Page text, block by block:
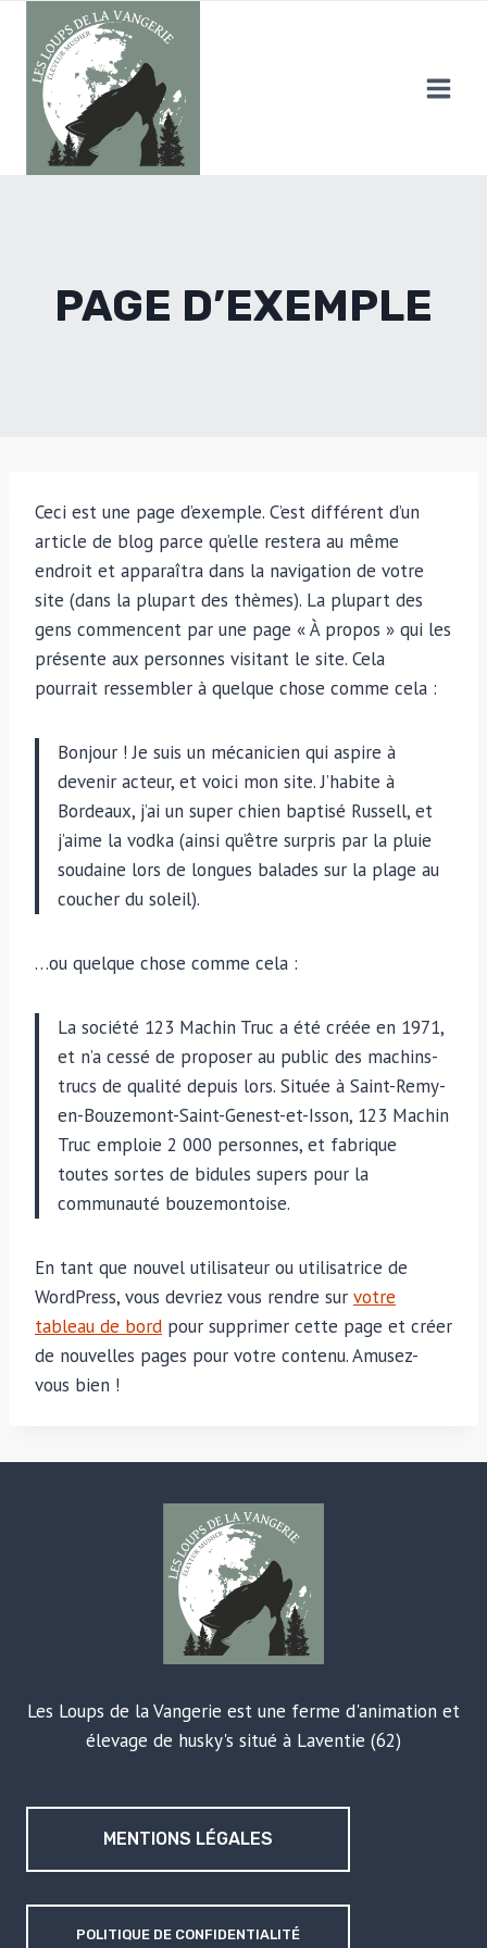
contenu
PAGE D’EXEMPLE
Ceci est une page d’exemple. C’est différent d’un
article de blog parce qu’elle restera au même
endroit et apparaîtra dans la navigation de votre
site (dans la plupart des thèmes). La plupart des
gens commencent par une page « À propos » qui les
présente aux personnes visitant le site. Cela
pourrait ressembler à quelque chose comme cela :
Bonjour ! Je suis un mécanicien qui aspire à
devenir acteur, et voici mon site. J’habite à
Bordeaux, j’ai un super chien baptisé Russell, et
j’aime la vodka (ainsi qu’être surpris par la pluie
soudaine lors de longues balades sur la plage au
coucher du soleil).
…ou quelque chose comme cela :
La société 123 Machin Truc a été créée en 1971,
et n’a cessé de proposer au public des machins-
trucs de qualité depuis lors. Située à Saint-Remy-
en-Bouzemont-Saint-Genest-et-Isson, 123 Machin
Truc emploie 2 000 personnes, et fabrique
toutes sortes de bidules supers pour la
communauté bouzemontoise.
En tant que nouvel utilisateur ou utilisatrice de
WordPress, vous devriez vous rendre sur votre
tableau de bord pour supprimer cette page et créer
de nouvelles pages pour votre contenu. Amusez-
vous bien !
Les Loups de la Vangerie est une ferme d'animation et
élevage de husky's situé à Laventie (62)
MENTIONS LÉGALES
POLITIQUE DE CONFIDENTIALITÉ